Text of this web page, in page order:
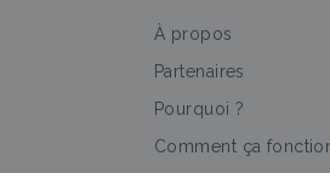
À propos
Partenaires
Pourquoi ?
Comment ça